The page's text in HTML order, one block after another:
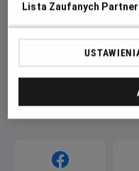
ZAPROŚ ZNAJOMYCH
Lista Zaufanych